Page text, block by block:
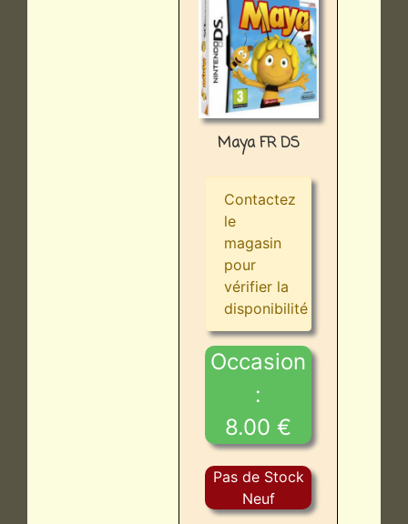
Maya FR DS
Contactez
le
magasin
pour
vérifier la
disponibilité
Occasion
:
8.00 €
Pas de Stock
Neuf